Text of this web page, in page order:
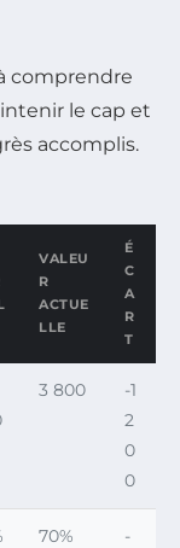
comprendre
le cap et
accomplis.
VALEU
R
ACTUE
LLE
É
C
A
R
T
3 800
-1
2
0
0
70%
-